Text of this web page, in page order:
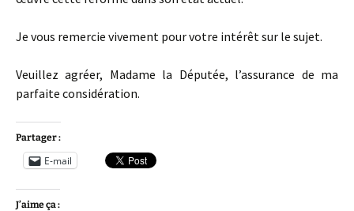
Je vous remercie vivement pour votre intérêt sur le sujet.
Veuillez agréer, Madame la Députée, l’assurance de ma
parfaite considération.
Partager :
E-mail
J’aime ça :